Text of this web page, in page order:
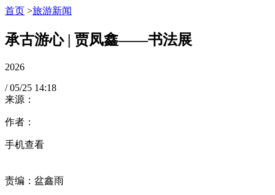
首页 >旅游新闻
承古游心 | 贾凤鑫——书法展
2026
/ 05/25 14:18
来源：
作者：
手机查看
责编：盆鑫雨